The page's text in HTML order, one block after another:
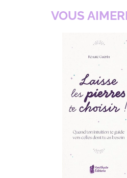
VOUS